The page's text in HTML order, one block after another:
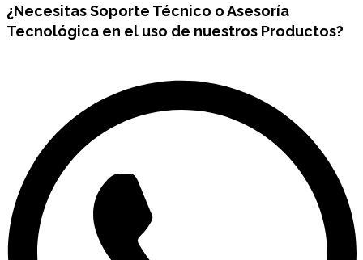
¿NecesitasSoporte Técnico o Asesoría
Tecnológica en el uso de nuestros Productos?